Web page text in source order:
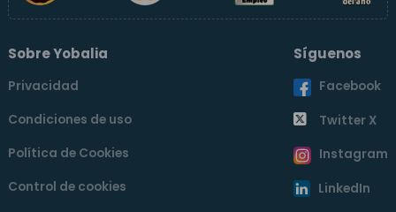
Sobre Yobalia
Privacidad
Condiciones de uso
Política de Cookies
Control de cookies
Síguenos
Facebook
Twitter X
Instagram
LinkedIn